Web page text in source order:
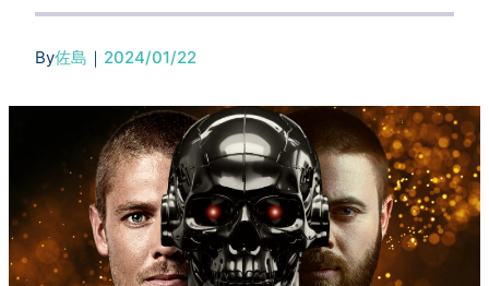
By佐島 ｜ 2024/01/22